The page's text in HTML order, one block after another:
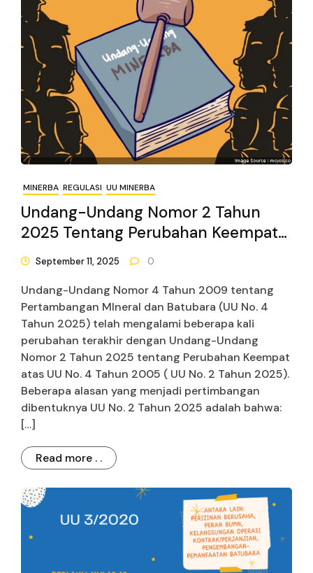
MINERBA REGULASI UU MINERBA
Undang-Undang Nomor 2 Tahun
2025 Tentang Perubahan Keempat
Atas Undang-Undang Nomor 4
Tahun 2009 Tentang Pertambangan
Mineral Dan Batubara
September 11, 2025 0
Undang-Undang Nomor 4 Tahun 2009 tentang
Pertambangan MIneral dan Batubara (UU No. 4
Tahun 2025) telah mengalami beberapa kali
perubahan terakhir dengan Undang-Undang
Nomor 2 Tahun 2025 tentang Perubahan Keempat
atas UU No. 4 Tahun 2005 ( UU No. 2 Tahun 2025).
Beberapa alasan yang menjadi pertimbangan
dibentuknya UU No. 2 Tahun 2025 adalah bahwa:
[…]
Read more . .